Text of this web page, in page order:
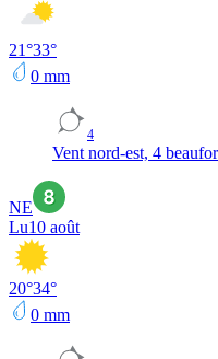
21°33°
0 mm
4
Vent nord-est, 4
NE
Lu10 août
20°34°
0 mm